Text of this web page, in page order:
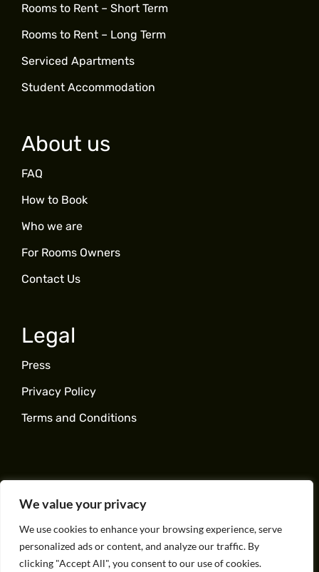
We value your privacy
We use cookies to enhance your browsing experience, serve
personalized ads or content, and analyze our traffic. By
clicking "Accept All", you consent to our use of cookies.
Rooms to Rent – Short Term
Rooms to Rent – Long Term
Serviced Apartments
Student Accommodation
About us
FAQ
How to Book
Who we are
For Rooms Owners
Contact Us
Legal
Press
Privacy Policy
Terms and Conditions
+44(0) 756-144-9166